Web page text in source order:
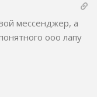
мессенджер, а
ооо лапу